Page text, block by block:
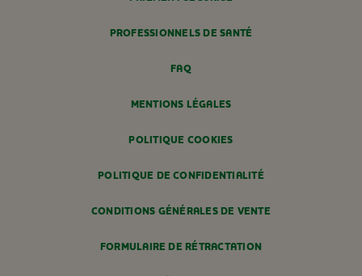
PROFESSIONNELS DE SANTÉ
FAQ
MENTIONS LÉGALES
POLITIQUE COOKIES
POLITIQUE DE CONFIDENTIALITÉ
CONDITIONS GÉNÉRALES DE VENTE
FORMULAIRE DE RÉTRACTATION